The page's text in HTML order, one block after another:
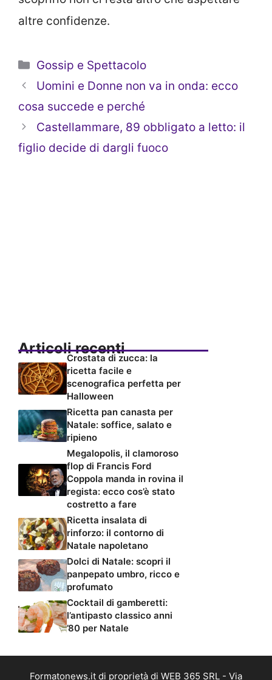
altre confidenze.
Categorie
Gossip e Spettacolo
Uomini e Donne non va in onda: ecco
cosa succede e perché
Castellammare, 89 obbligato a letto: il
figlio decide di dargli fuoco
Articoli recenti
Crostata di zucca: la
ricetta facile e
scenografica perfetta per
Halloween
Ricetta pan canasta per
Natale: soffice, salato e
ripieno
Megalopolis, il clamoroso
flop di Francis Ford
Coppola manda in rovina il
regista: ecco cos’è stato
costretto a fare
Ricetta insalata di
rinforzo: il contorno di
Natale napoletano
Dolci di Natale: scopri il
panpepato umbro, ricco e
profumato
Cocktail di gamberetti:
l’antipasto classico anni
’80 per Natale
Formatonews.it di proprietà di WEB 365 SRL - Via